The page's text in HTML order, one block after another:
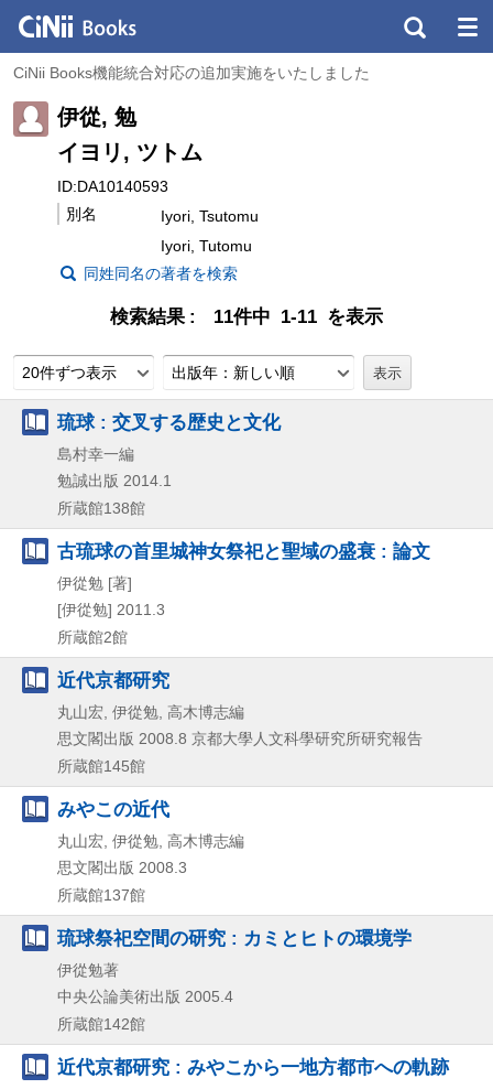
CiNii Books機能統合対応の追加実施をいたしました
伊從, 勉
イヨリ, ツトム
ID:DA10140593
別名
Iyori, Tsutomu
Iyori, Tutomu
同姓同名の著者を検索
検索結果 11件中 1-11 を表示
20件ずつ表示 出版年：新しい順
琉球 : 交叉する歴史と文化
島村幸一編
勉誠出版 2014.1
所蔵館138館
古琉球の首里城神女祭祀と聖域の盛衰 : 論文
伊從勉 [著]
[伊從勉] 2011.3
所蔵館2館
近代京都研究
丸山宏, 伊從勉, 高木博志編
思文閣出版 2008.8 京都大學人文科學研究所研究報告
所蔵館145館
みやこの近代
丸山宏, 伊從勉, 高木博志編
思文閣出版 2008.3
所蔵館137館
琉球祭祀空間の研究 : カミとヒトの環境学
伊從勉著
中央公論美術出版 2005.4
所蔵館142館
近代京都研究 : みやこから一地方都市への軌跡